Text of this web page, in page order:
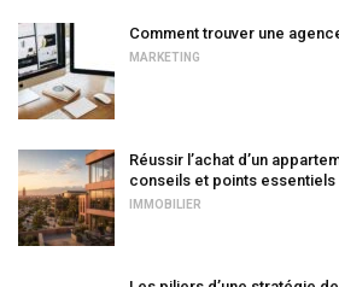
Comment trouver une
MARKETING
Réussir l’achat d’un
conseils et points essentiels
IMMOBILIER